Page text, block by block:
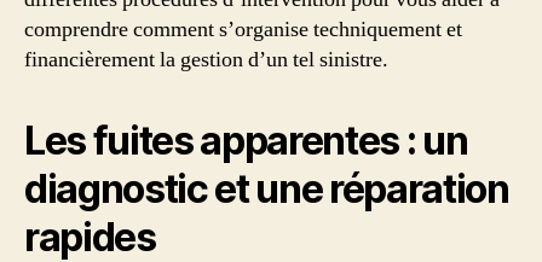
comprendre comment s’organise techniquement et
financièrement la gestion d’un tel sinistre.
Les fuites apparentes : un
diagnostic et une réparation
rapides